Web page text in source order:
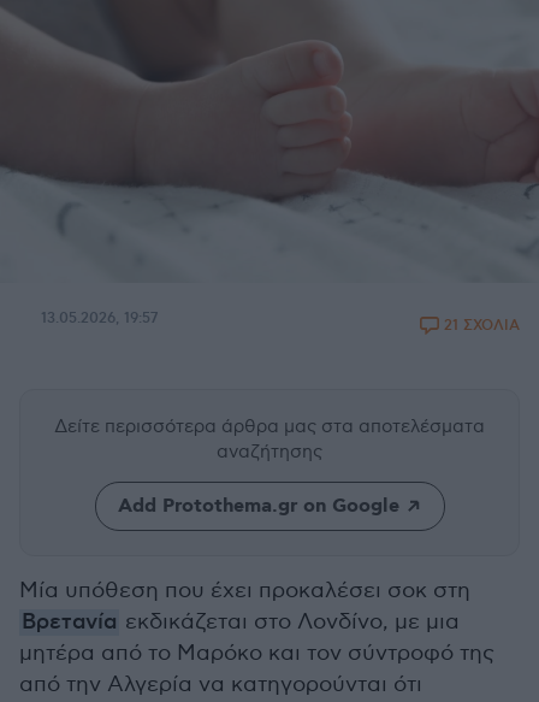
13.05.2026, 19:57 21 ΣΧΟΛΙΑ
Δείτε περισσότερα άρθρα μας στα αποτελέσματα
αναζήτησης
Add Protothema.gr on Google
Μία υπόθεση που έχει προκαλέσει σοκ στη
Βρετανία εκδικάζεται στο Λονδίνο, με μια
μητέρα από το Μαρόκο και τον σύντροφό της
από την Αλγερία να κατηγορούνται ότι